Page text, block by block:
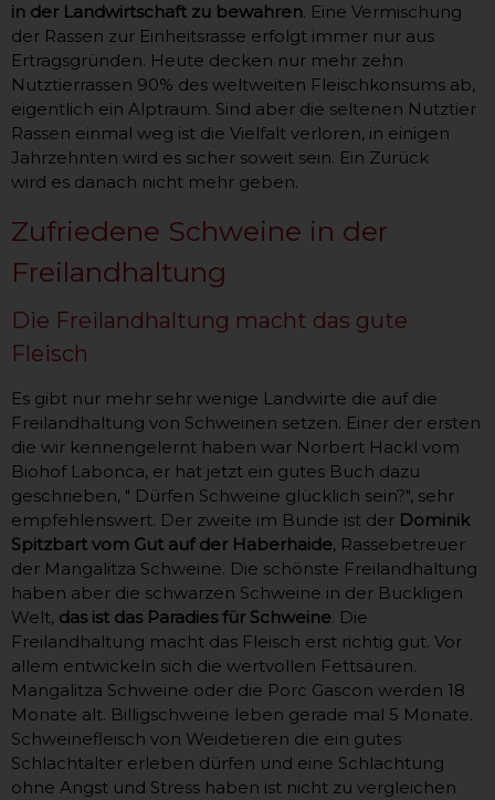
in der Landwirtschaft zu bewahren. Eine Vermischung
der Rassen zur Einheitsrasse erfolgt immer nur aus
Ertragsgründen. Heute decken nur mehr zehn
Nutztierrassen 90% des weltweiten Fleischkonsums ab,
eigentlich ein Alptraum. Sind aber die seltenen Nutztier
Rassen einmal weg ist die Vielfalt verloren, in einigen
Jahrzehnten wird es sicher soweit sein. Ein Zurück
wird es danach nicht mehr geben.
Zufriedene Schweine in der
Freilandhaltung
Die Freilandhaltung macht das gute
Fleisch
Es gibt nur mehr sehr wenige Landwirte die auf die
Freilandhaltung von Schweinen setzen. Einer der ersten
die wir kennengelernt haben war Norbert Hackl vom
Biohof Labonca, er hat jetzt ein gutes Buch dazu
geschrieben, " Dürfen Schweine glücklich sein?", sehr
empfehlenswert. Der zweite im Bunde ist der Dominik
Spitzbart vom Gut auf der Haberhaide, Rassebetreuer
der Mangalitza Schweine. Die schönste Freilandhaltung
haben aber die schwarzen Schweine in der Buckligen
Welt, das ist das Paradies für Schweine. Die
Freilandhaltung macht das Fleisch erst richtig gut. Vor
allem entwickeln sich die wertvollen Fettsäuren.
Mangalitza Schweine oder die Porc Gascon werden 18
Monate alt. Billigschweine leben gerade mal 5 Monate.
Schweinefleisch von Weidetieren die ein gutes
Schlachtalter erleben dürfen und eine Schlachtung
ohne Angst und Stress haben ist nicht zu vergleichen